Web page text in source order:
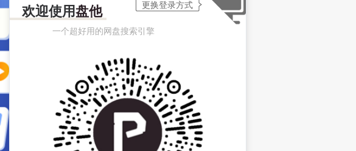
欢迎使用盘他
一个超好用的网盘搜索引擎